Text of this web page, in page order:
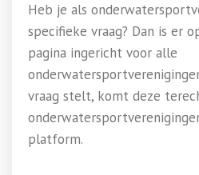
Heb je als
specifieke vraag? Dan is er
pagina ingericht voor alle
vraag stelt, komt deze
platform.